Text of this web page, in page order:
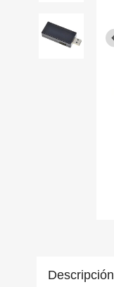
Descripción